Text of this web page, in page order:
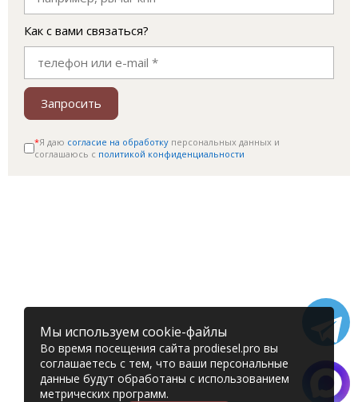
Как с вами связаться?
Запросить
*Я даю согласие на обработку персональных данных и
соглашаюсь c политикой конфиденциальности
Мы используем cookie-файлы
Во время посещения сайта prodiesel.pro вы
соглашаетесь с тем, что ваши персональные
данные будут обработаны с использованием
метрических программ.